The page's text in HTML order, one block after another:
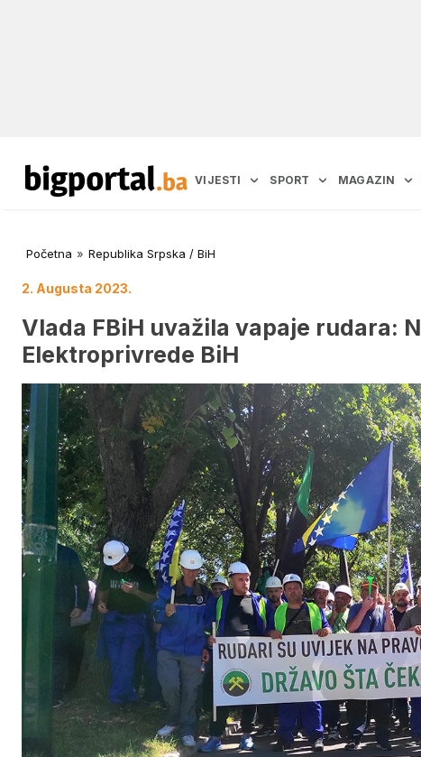
VIJESTI SPORT MAGAZIN
Početna » Republika Srpska / BiH
2. Augusta 2023.
Vlada FBiH uvažila vapaje rudara:
Elektroprivrede BiH